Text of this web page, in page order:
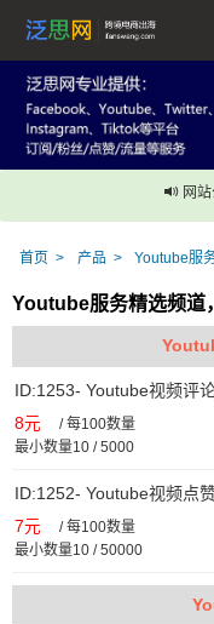
网站公
首页 产品 Youtube服
Youtube服务精选频道
ID:1253- Youtube视频评
8元 /每100数量
最小数量10 / 5000
ID:1252- Youtube视频点
7元 /每100数量
最小数量10 / 50000